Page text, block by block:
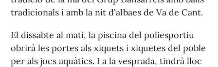
tradicionals i amb la nit d'albaes de Va de Cant.
El dissabte al matí, la piscina del poliesportiu
obrirà les portes als xiquets i xiquetes del poble
per als jocs aquàtics. I a la vesprada, tindrà lloc